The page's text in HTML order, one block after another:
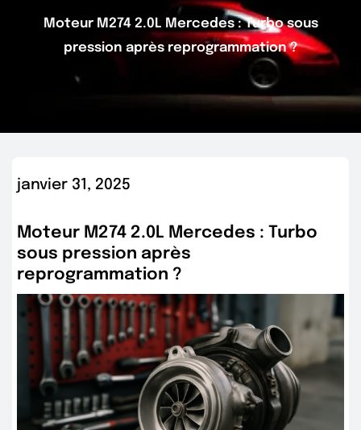
Moteur M274 2.0L Mercedes : Turbo sous
pression après reprogrammation ?
janvier 31, 2025
Moteur M274 2.0L Mercedes : Turbo
sous pression après
reprogrammation ?